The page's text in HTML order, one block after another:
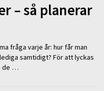
– så planerar
fråga varje år: hur får man
samtidigt? För att lyckas
de …